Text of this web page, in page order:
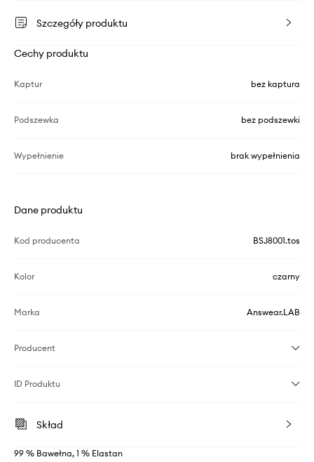
Szczegóły produktu
Cechy produktu
Kaptur bez kaptura
Podszewka bez podszewki
Wypełnienie brak wypełnienia
Dane produktu
Kod producenta BSJ8001.tos
Kolor czarny
Marka Answear.LAB
Producent
ID Produktu
Skład
99 % Bawełna, 1 % Elastan